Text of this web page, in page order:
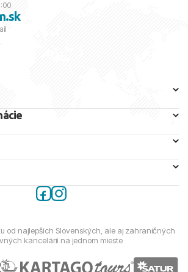
od najlepších Slovenských, ale aj zahraničných
kancelárií na jednom mieste